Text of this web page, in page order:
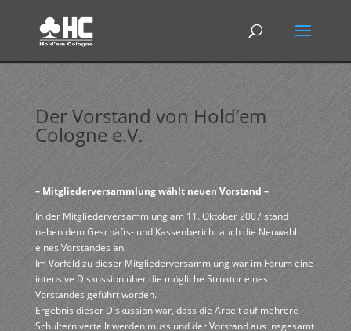
Der Vorstand von Hold’em
Cologne e.V.
– Mitgliederversammlung wählt neuen Vorstand –
In der Mitgliederversammlung am 11. Oktober 2007 stand
neben dem Geschäfts- und Kassenbericht auch die Neuwahl
eines Vorstandes an.
Im Vorfeld zu dieser Mitgliederversammlung war im Forum eine
intensive Diskussion über die mögliche Struktur eines
Vorstandes geführt worden.
Ergebnis dieser Diskussion war, dass die Arbeit auf mehrere
Schultern verteilt werden muss und der Vorstand aus insgesamt